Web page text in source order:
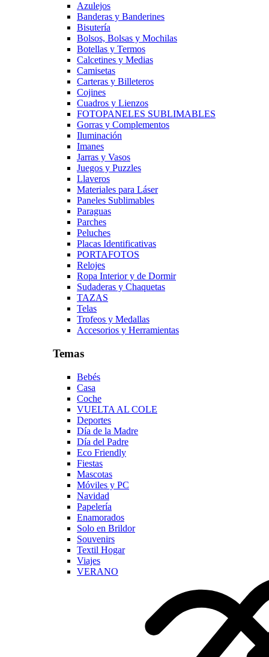
Azulejos
Banderas y Banderines
Bisutería
Bolsos, Bolsas y Mochilas
Botellas y Termos
Calcetines y Medias
Camisetas
Carteras y Billeteros
Cojines
Cuadros y Lienzos
FOTOPANELES SUBLIMABLES
Gorras y Complementos
Iluminación
Imanes
Jarras y Vasos
Juegos y Puzzles
Llaveros
Materiales para Láser
Paneles Sublimables
Paraguas
Parches
Peluches
Placas Identificativas
PORTAFOTOS
Relojes
Ropa Interior y de Dormir
Sudaderas y Chaquetas
TAZAS
Telas
Trofeos y Medallas
Accesorios y Herramientas
Temas
Bebés
Casa
Coche
VUELTA AL COLE
Deportes
Día de la Madre
Día del Padre
Eco Friendly
Fiestas
Mascotas
Móviles y PC
Navidad
Papelería
Enamorados
Solo en Brildor
Souvenirs
Textil Hogar
Viajes
VERANO